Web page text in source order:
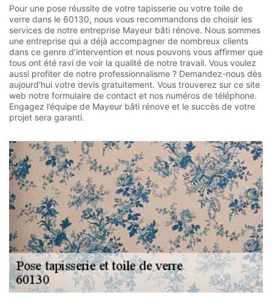
Pour une pose réussite de votre tapisserie ou votre toile de
verre dans le 60130, nous vous recommandons de choisir les
services de notre entreprise Mayeur bâti rénove. Nous sommes
une entreprise qui a déjà accompagner de nombreux clients
dans ce genre d’intervention et nous pouvons vous affirmer que
tous ont été ravi de voir la qualité de notre travail. Vous voulez
aussi profiter de notre professionnalisme ? Demandez-nous dès
aujourd’hui votre devis gratuitement. Vous trouverez sur ce site
web notre formulaire de contact et nos numéros de téléphone.
Engagez l’équipe de Mayeur bâti rénove et le succès de votre
projet sera garanti.